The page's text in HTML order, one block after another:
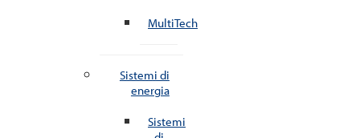
MultiTech
Sistemi di
energia
Sistemi